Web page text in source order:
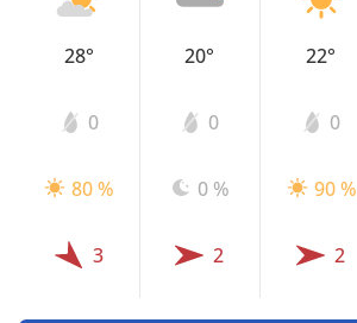
28°
0
80 %
3
20°
0
0 %
2
22°
0
90 %
2